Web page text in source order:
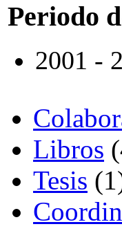
Periodo
2001 -
Libros
Tesis